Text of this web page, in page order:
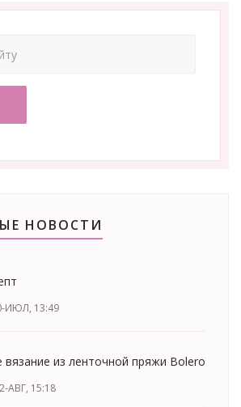
НОВОСТИ
ИЮЛ, 13:49
из ленточной пряжи Bolero
АВГ, 15:18